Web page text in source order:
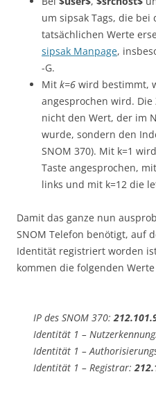
um sipsak Tags, die
tatsächlichen Werte
sipsak Manpage,
-G.
Mit k=6 wird bestimmt,
angesprochen wird.
nicht den Wert, der im
wurde, sondern den
SNOM 370). Mit k=1
Taste angesprochen,
links und mit k=12 die
Damit das ganze nun
SNOM Telefon benötigt, auf
Identität registriert worden
kommen die folgenden
IP des SNOM 370:
Identität 1 –
Identität 1 –
Identität 1 – Registrar: